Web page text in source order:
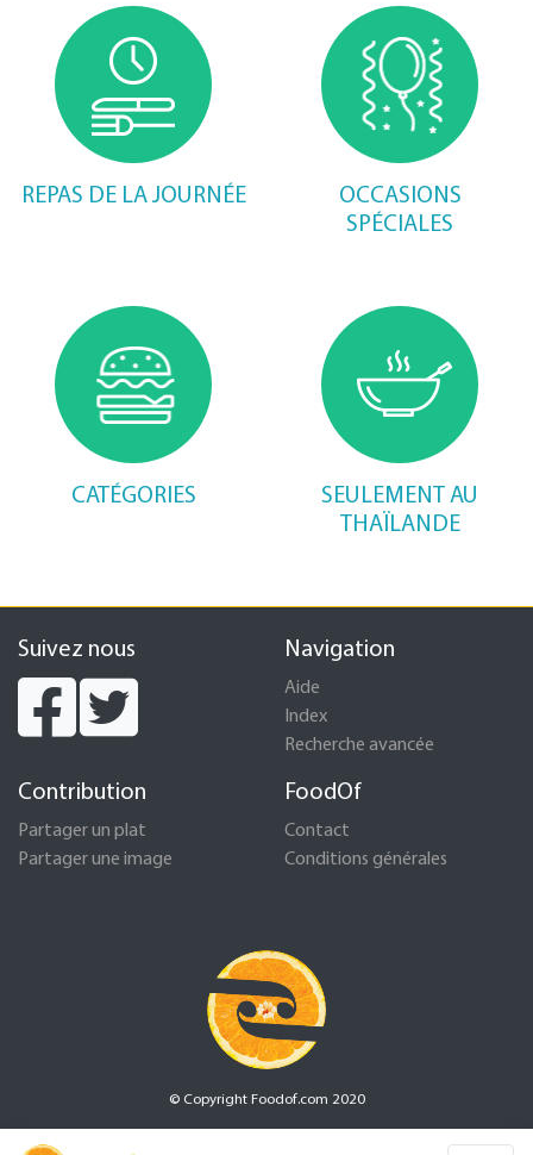
REPAS DE LA JOURNÉE
OCCASIONS
SPÉCIALES
CATÉGORIES
SEULEMENT AU
THAÏLANDE
Suivez nous Navigation
Aide
Index
Recherche avancée
Contribution
Partager un plat
Partager une image
FoodOf
Contact
Conditions générales
© Copyright Foodof.com 2020